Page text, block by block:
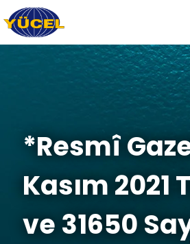
*Resmî
Kasım 2021
ve 31650